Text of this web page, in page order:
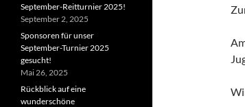
September-Reitturnier 2025!
September 2, 2025
Sponsoren für unser
September-Turnier 2025
gesucht!
Mai 26, 2025
Rückblick auf eine
wunderschöne